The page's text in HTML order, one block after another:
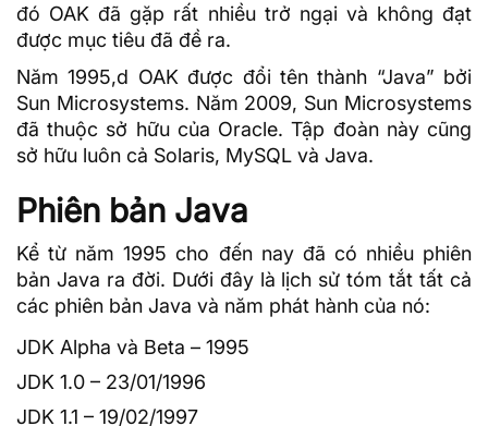
đó OAK đã gặp rất nhiều trở ngại và không đạt
được mục tiêu đã đề ra.
Năm 1995,d OAK được đổi tên thành “Java” bởi
Sun Microsystems. Năm 2009, Sun Microsystems
đã thuộc sở hữu của Oracle. Tập đoàn này cũng
sở hữu luôn cả Solaris, MySQL và Java.
Phiên bản Java
Kể từ năm 1995 cho đến nay đã có nhiều phiên
bản Java ra đời. Dưới đây là lịch sử tóm tắt tất cả
các phiên bản Java và năm phát hành của nó:
JDK Alpha và Beta – 1995
JDK 1.0 – 23/01/1996
JDK 1.1 – 19/02/1997